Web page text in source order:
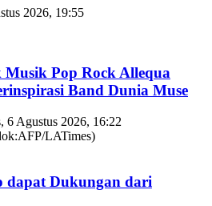
2026, 19:55
Pop Rock Allequa
Band Dunia Muse
6 Agustus 2026, 16:22
dapat Dukungan dari